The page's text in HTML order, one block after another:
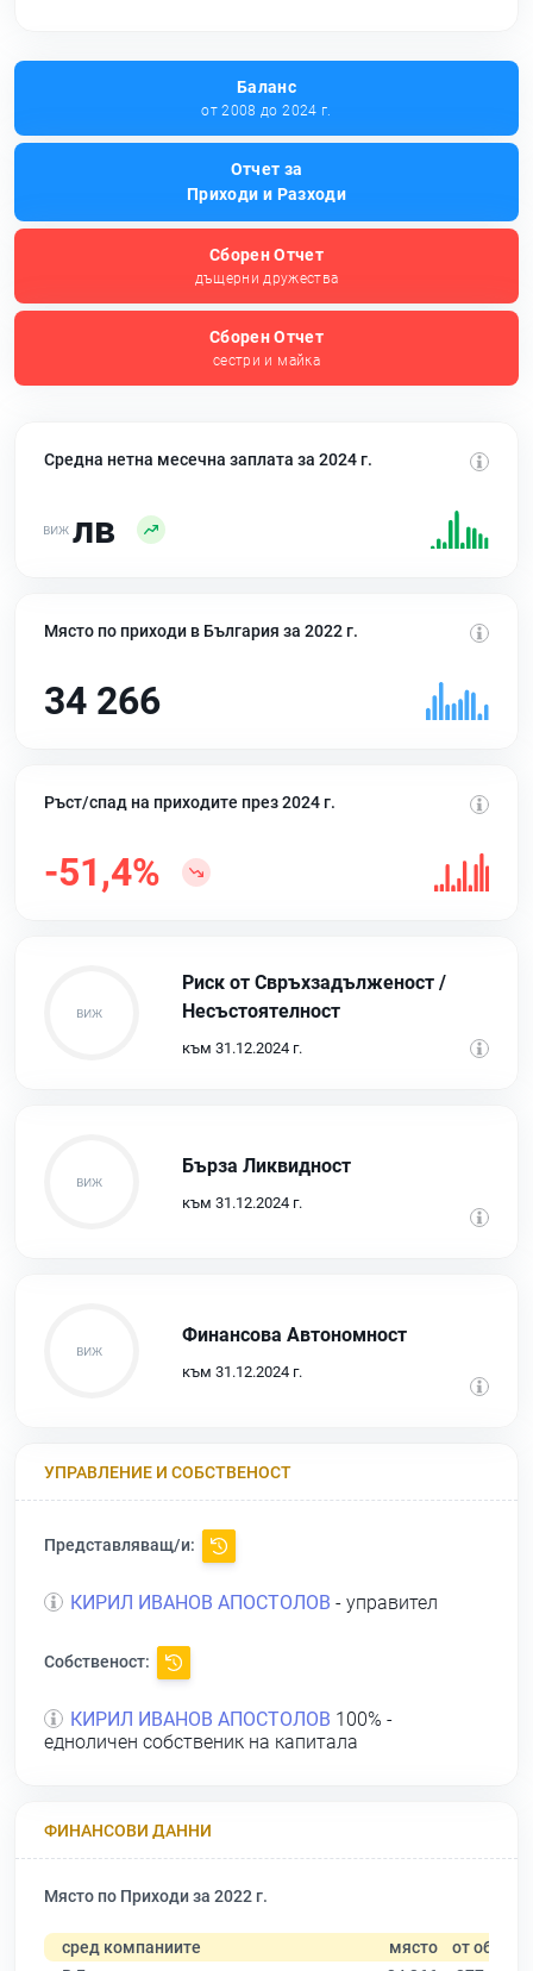
Баланс
от 2008 до 2024 г.
Отчет за
Приходи и Разходи
Сборен Отчет
дъщерни дружества
Сборен Отчет
сестри и майка
Средна нетна месечна заплата за 2024 г.
лв
Място по приходи в България за 2022 г.
34 266
Ръст/спад на приходите през 2024 г.
-51,4%
Риск от Свръхзадълженост /
Несъстоятелност
към 31.12.2024 г.
Бърза Ликвидност
към 31.12.2024 г.
Финансова Автономност
към 31.12.2024 г.
УПРАВЛЕНИЕ И СОБСТВЕНОСТ
Представляващ/и:
КИРИЛ ИВАНОВ АПОСТОЛОВ - управител
Собственост:
КИРИЛ ИВАНОВ АПОСТОЛОВ 100% -
едноличен собственик на капитала
ФИНАНСОВИ ДАННИ
Място по Приходи за 2022 г.
сред компаниите място от общо